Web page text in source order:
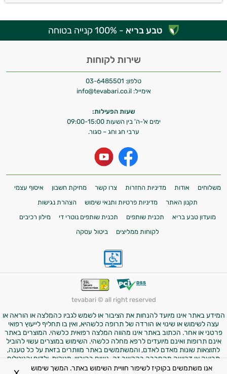
טבע בריא - 100% קנייה בטוחה
שירות לקוחות
טלפון: 03-6485501
אימייל: info@tevabari.co.il
שעות הפעילות:
ימים א'-ה' בין השעות 09:00-15:00
ערבי חג וחג – סגור.
משלוחים אודות מדיניות החזרות צרו קשר מחיקת חשבון
איסוף עצמי
תקנון האתר
מדיניות פרטיות ותנאי שימוש
הצהרת נגישות
מועדון טבע בריא
תכנית שותפים תכנית שותפים נוטרי די
מילון רכיבים
לקוחות ממליצים
ביטול עסקה
tevabari © all right reserved
המידע באתר אינו מיועד להנחות את הציבור או לשמש לגביו כהמלצה או הוראה או
עצה לשימוש או שינוי או הורדה של תרופה כלשהיא, ואין בו תחליף לייעוץ רפואי
פרטני או אחר. הכתוב באתר אינו מהווה המלצה רפואית כלשהי. המוצרים באתר
אינם תרופות ואינם מיועדים לרפא מחלה כלשהי. השימוש במוצרים עשוי להוביל
לתוצאות שונות מאדם לאדם, והמשתמשים באתר מוותרים בזאת על כל טענה,
תביעה או דרישה מהחברה בהקשר זה. נשים בהיריון, מניקות, ילדים והנוטלים
תרופות מרשם – יש להיוועץ ברופא לפני השימוש במוצרים. התמונות באתר הן
אנו משתמשים בקוקיז לשיפור חוויית השימוש באתר. המשך שימוש